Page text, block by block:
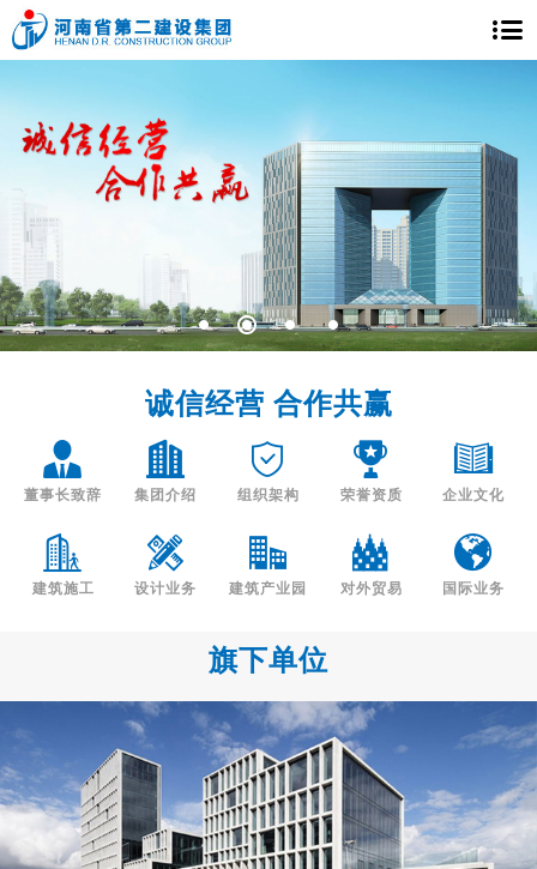
诚信经营 合作共赢
董事长致辞 集团介绍 组织架构 荣誉资质 企业文化
建筑施工 设计业务 建筑产业园 对外贸易 国际业务
旗下单位